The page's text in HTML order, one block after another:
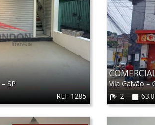
REF 1285
– SP
Vila Galvão–
2